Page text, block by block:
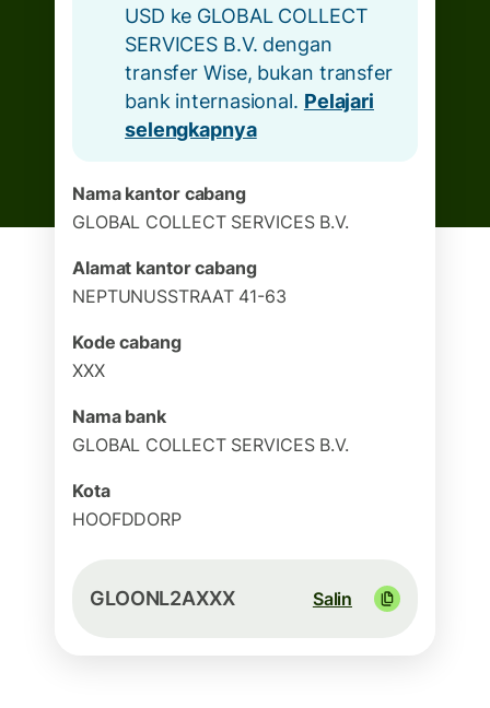
USD ke GLOBAL COLLECT
SERVICES B.V. dengan
transfer Wise, bukan transfer
bank internasional. Pelajari
selengkapnya
Nama kantor cabang
GLOBAL COLLECT SERVICES B.V.
Alamat kantor cabang
NEPTUNUSSTRAAT 41-63
Kode cabang
XXX
Nama bank
GLOBAL COLLECT SERVICES B.V.
Kota
HOOFDDORP
GLOONL2AXXX Salin